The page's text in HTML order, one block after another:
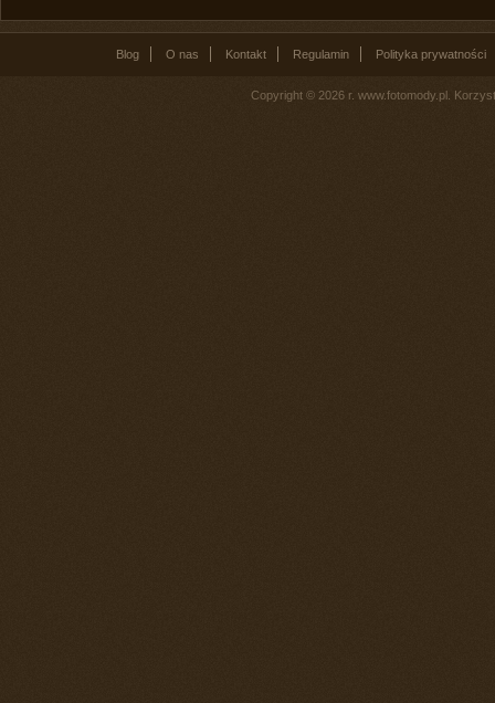
Blog O nas Kontakt Regulamin Polityka prywatności
Copyright © 2026 r. www.fotomody.pl.